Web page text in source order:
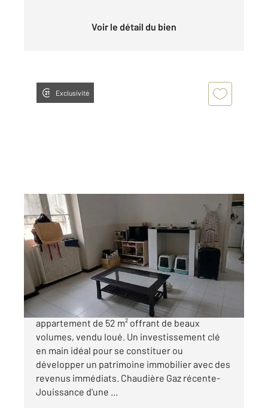
Voir le détail du bien
Exclusivité
ALES 30
52,11 m2, 2 pièces
Ref : 15153
Appartement F2 à vendre
61 000 €
IDEAL INVESTISSEUR à saisir avec cet
appartement de 52 m² offrant de beaux
volumes, vendu loué. Un investissement clé
en main idéal pour se constituer ou
développer un patrimoine immobilier avec des
revenus immédiats. Chaudière Gaz récente-
Jouissance d'une ...